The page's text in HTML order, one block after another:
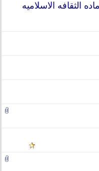
الثقافه الاسلاميه